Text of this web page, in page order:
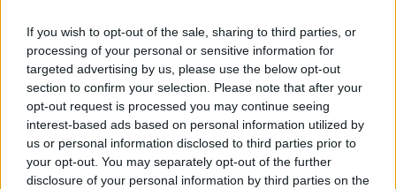
If you wish to opt-out of the sale, sharing to third parties, or
processing of your personal or sensitive information for
targeted advertising by us, please use the below opt-out
section to confirm your selection. Please note that after your
opt-out request is processed you may continue seeing
interest-based ads based on personal information utilized by
us or personal information disclosed to third parties prior to
your opt-out. You may separately opt-out of the further
disclosure of your personal information by third parties on the
LIFESTYLE08·08·2026 19:12
Εριέττα Κούρκουλου – Τα 33α γενέθλια και τα
φιλιά με τον Βύρωνα Βασιλειάδη: «Καμία στιγμή
ευτυχίας δεδομένη»